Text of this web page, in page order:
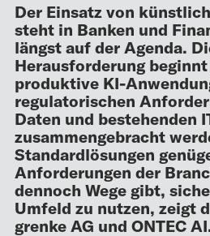
Der Einsatz von
steht in Banken und
längst auf der Agenda.
Herausforderung
produktive KI-
regulatorischen
Daten und bestehenden
zusammengebracht
Standardlösungen
Anforderungen der
dennoch Wege gibt,
Umfeld zu nutzen, zeigt
grenke AG und ONTEC